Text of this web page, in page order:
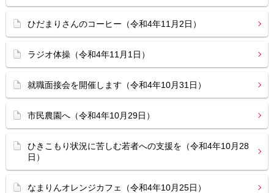
ひだまりさんのコーヒー（令和4年11月2日）
ラジオ体操（令和4年11月1日）
就職面接会を開催します（令和4年10月31日）
市民農園へ（令和4年10月29日）
ひきこもり状況に苦しむ若者への支援を（令和4年10月28
日）
なまりんオレンジカフェ（令和4年10月25日）